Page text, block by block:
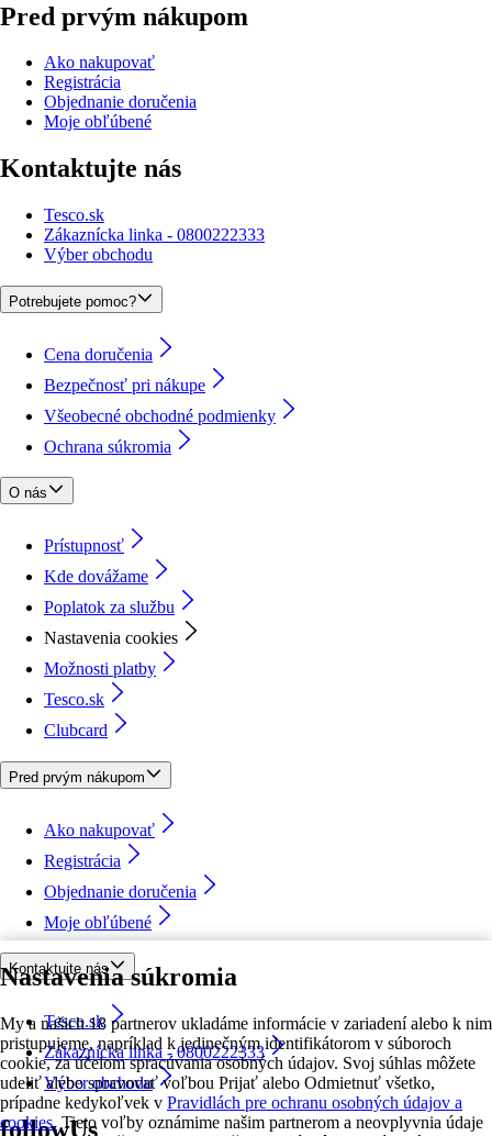
Nastavenia súkromia
My a našich 18 partnerov ukladáme informácie v zariadení alebo k nim
pristupujeme, napríklad k jedinečným identifikátorom v súboroch
cookie, za účelom spracúvania osobných údajov. Svoj súhlas môžete
udeliť alebo spravovať voľbou Prijať alebo Odmietnuť všetko,
prípadne kedykoľvek v Pravidlách pre ochranu osobných údajov a
cookies. Tieto voľby oznámime našim partnerom a neovplyvnia údaje
Pred prvým nákupom
Ako nakupovať
Registrácia
Objednanie doručenia
Moje obľúbené
Kontaktujte nás
Tesco.sk
Zákaznícka linka - 0800222333
Výber obchodu
Potrebujete pomoc?
Cena doručenia
Bezpečnosť pri nákupe
Všeobecné obchodné podmienky
Ochrana súkromia
O nás
Prístupnosť
Kde dovážame
Poplatok za službu
Nastavenia cookies
Možnosti platby
Tesco.sk
Clubcard
Pred prvým nákupom
Ako nakupovať
Registrácia
Objednanie doručenia
Moje obľúbené
Kontaktujte nás
Tesco.sk
Zákaznícka linka - 0800222333
Výber obchodu
followUs